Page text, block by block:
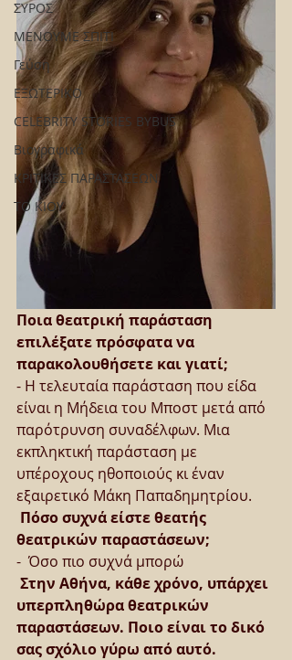
ΣΥΡΟΣ
ΜΕΝΟΥΜΕ ΣΠΙΤΙ
Γεύση
ΕΞΩΤΕΡΙΚΟ
CELEBRITY STORIES BYBUS
Βιογραφικά
ΚΡΙΤΙΚΕΣ ΠΑΡΑΣΤΑΣΕΩΝ
ΤΟ ΚΙΟΥ
Ποια θεατρική παράσταση
επιλέξατε πρόσφατα να
παρακολουθήσετε και γιατί;
- Η τελευταία παράσταση που είδα
είναι η Μήδεια του Μποστ μετά από
παρότρυνση συναδέλφων. Μια
εκπληκτική παράσταση με
υπέροχους ηθοποιούς κι έναν
εξαιρετικό Μάκη Παπαδημητρίου.
θεατρικών παραστάσεων;
-  Όσο πιο συχνά μπορώ
υπερπληθώρα θεατρικών
παραστάσεων. Ποιο είναι το δικό
σας σχόλιο γύρω από αυτό.